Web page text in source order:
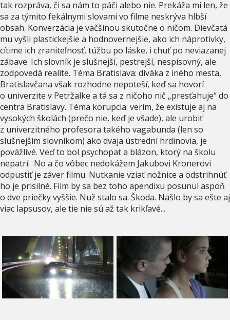
tak rozpráva, či sa nám to páči alebo nie. Prekáža mi len, že
sa za týmito fekálnymi slovami vo filme neskrýva hlbší
obsah. Konverzácia je väčšinou skutočne o ničom. Dievčatá
mu vyšli plastickejšie a hodnovernejšie, ako ich náprotivky,
cítime ich zraniteľnosť, túžbu po láske, i chuť po neviazanej
zábave. Ich slovník je slušnejší, pestrejší, nespisovný, ale
zodpovedá realite. Téma Bratislava: diváka z iného mesta,
Bratislavčana však rozhodne nepoteší, keď sa hovorí
o univerzite v Petržalke a tá sa z ničoho nič „presťahuje“ do
centra Bratislavy. Téma korupcia: verím, že existuje aj na
vysokých školách (prečo nie, keď je všade), ale urobiť
z univerzitného profesora takého vagabunda (len so
slušnejším slovníkom) ako dvaja ústrední hrdinovia, je
povážlivé. Veď to bol psychopat a blázon, ktorý na školu
nepatrí. No a čo vôbec nedokážem Jakubovi Kronerovi
odpustiť je záver filmu. Nutkanie vziať nožnice a odstrihnúť
ho je prisilné. Film by sa bez toho apendixu posunul aspoň
o dve priečky vyššie. Nuž stalo sa. Škoda. Našlo by sa ešte aj
viac lapsusov, ale tie nie sú až tak krikľavé...